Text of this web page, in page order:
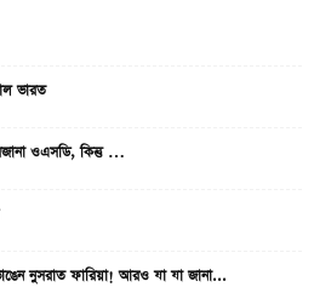
ভারত
ওএসডি, কিন্তু …
নুসরাত ফারিয়া! আরও যা যা জানা...